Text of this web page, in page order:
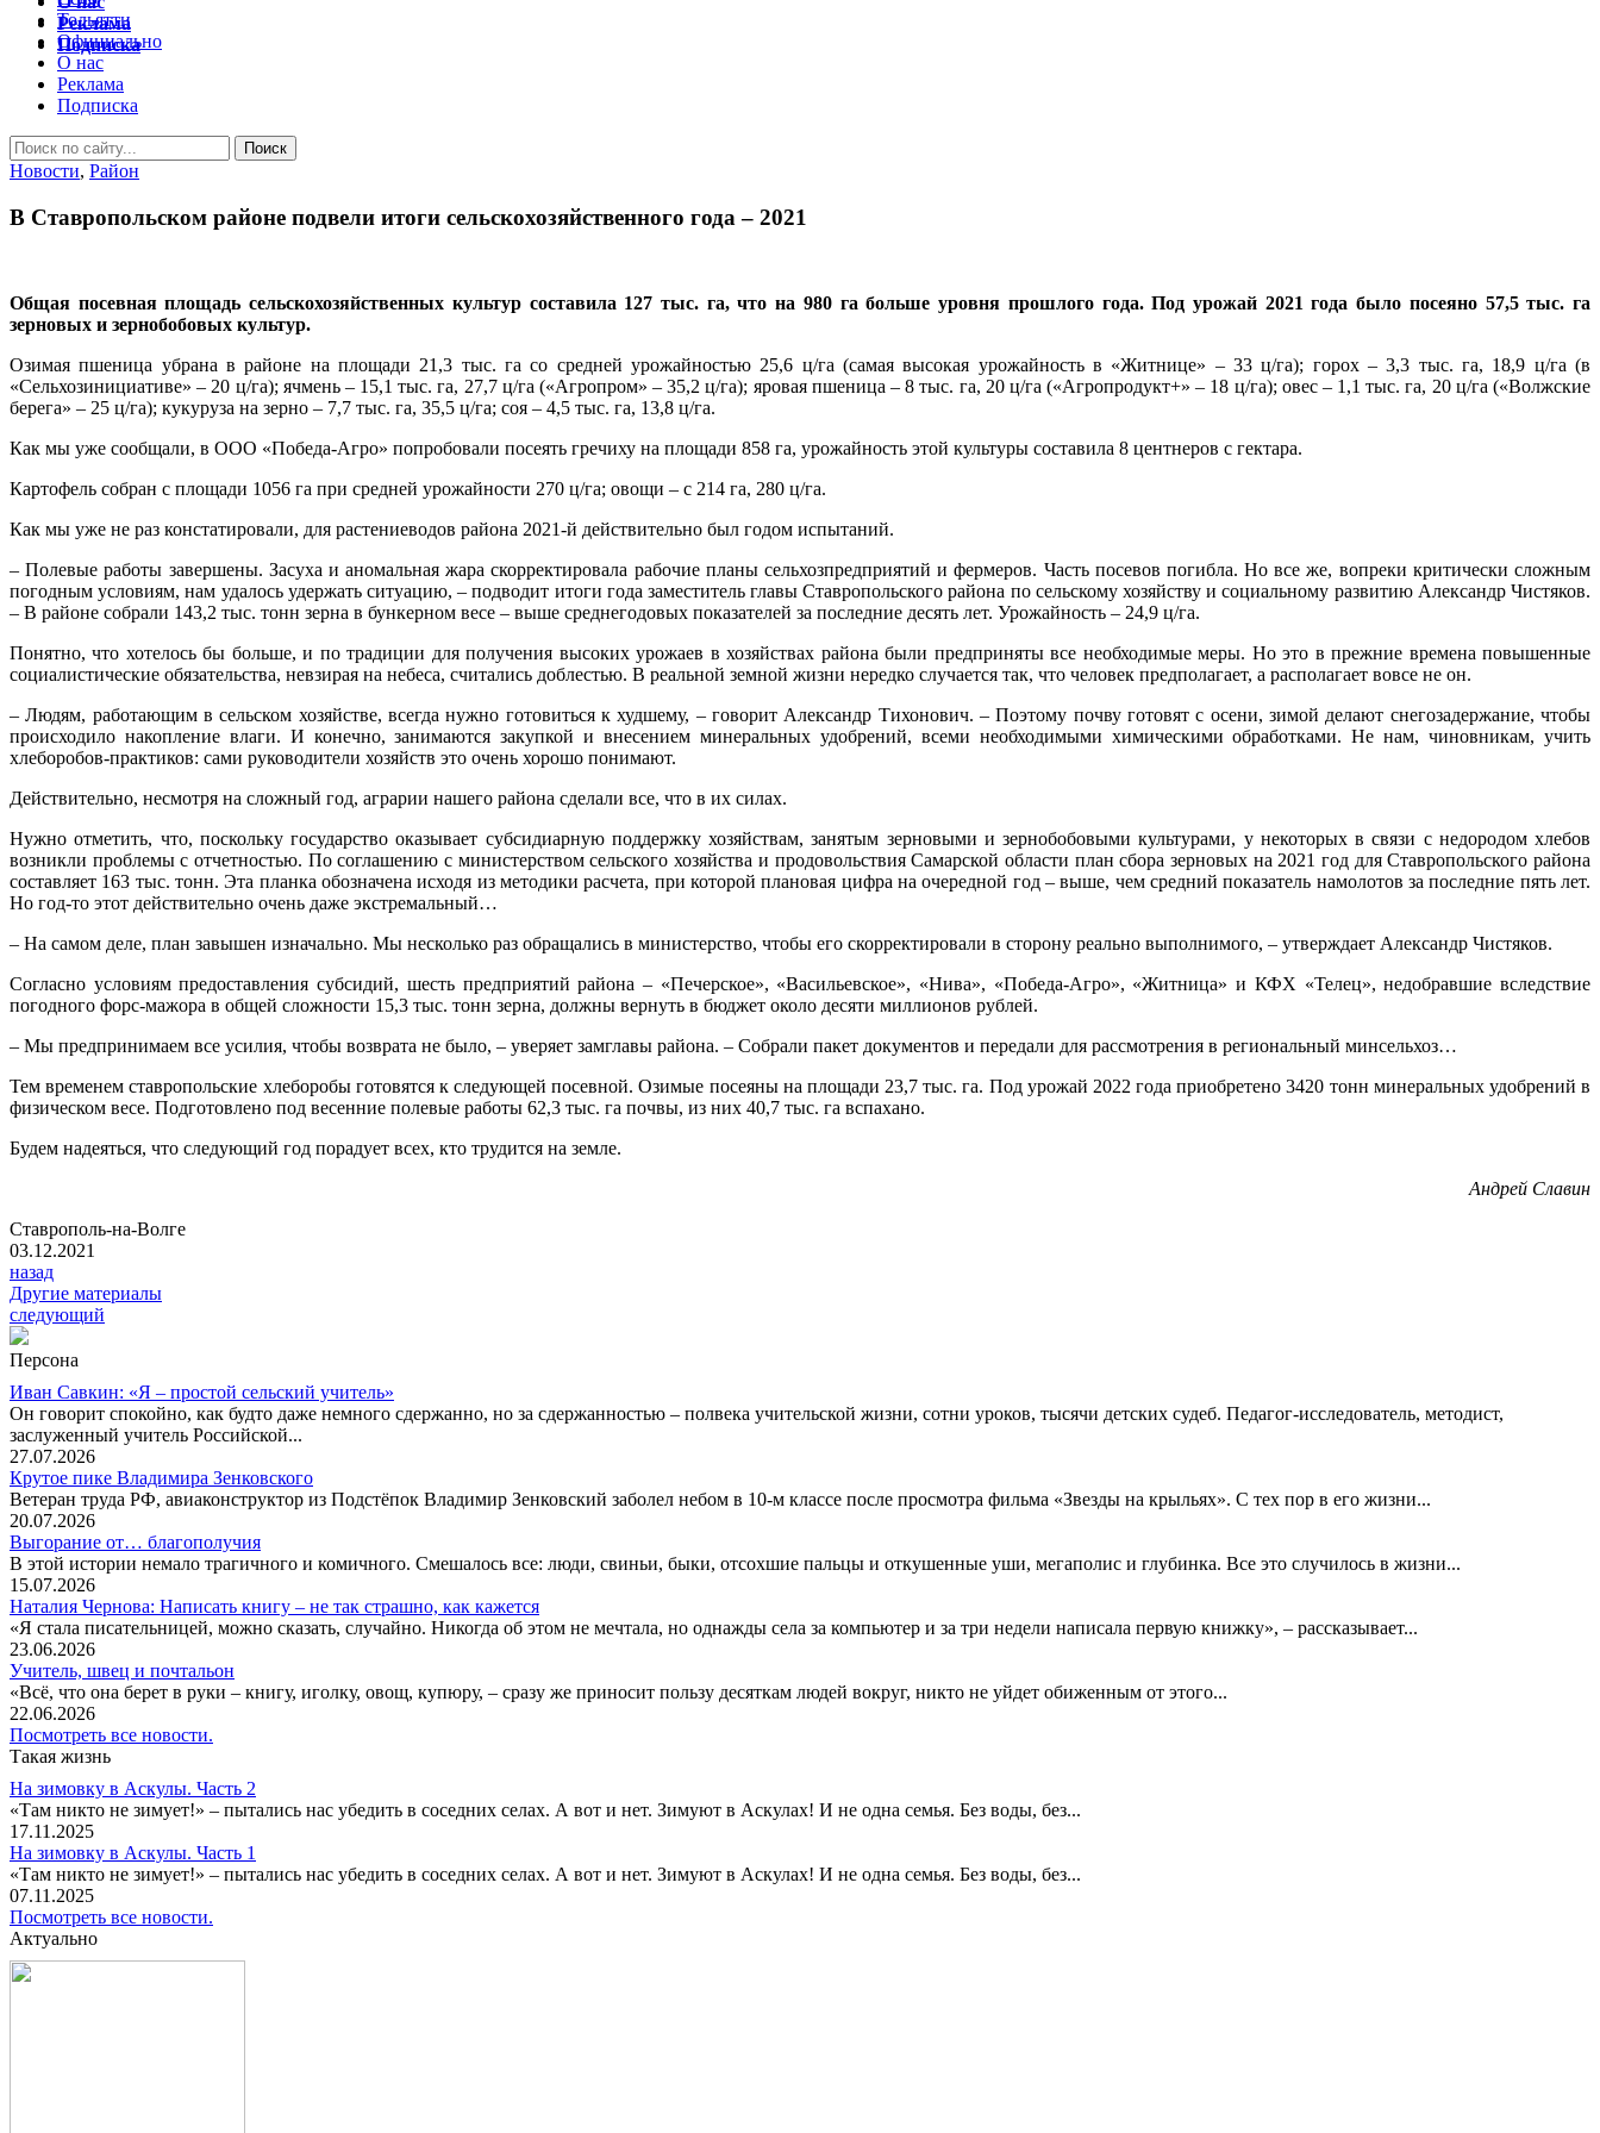
Тольятти
Официально
О нас
Реклама
Подписка
Новости, Район
В Ставропольском районе подвели итоги сельскохозяйственного года – 2021
Общая посевная площадь сельскохозяйственных культур составила 127 тыс. га, что на 980 га больше уровня прошлого года. Под урожай 2021 года было посеяно 57,5 тыс. га
зерновых и зернобобовых культур.
Озимая пшеница убрана в районе на площади 21,3 тыс. га со средней урожайностью 25,6 ц/га (самая высокая урожайность в «Житнице» – 33 ц/га); горох – 3,3 тыс. га, 18,9 ц/га (в
«Сельхозинициативе» – 20 ц/га); ячмень – 15,1 тыс. га, 27,7 ц/га («Агропром» – 35,2 ц/га); яровая пшеница – 8 тыс. га, 20 ц/га («Агропродукт+» – 18 ц/га); овес – 1,1 тыс. га, 20 ц/га («Волжские
берега» – 25 ц/га); кукуруза на зерно – 7,7 тыс. га, 35,5 ц/га; соя – 4,5 тыс. га, 13,8 ц/га.
Как мы уже сообщали, в ООО «Победа-Агро» попробовали посеять гречиху на площади 858 га, урожайность этой культуры составила 8 центнеров с гектара.
Картофель собран с площади 1056 га при средней урожайности 270 ц/га; овощи – с 214 га, 280 ц/га.
Как мы уже не раз констатировали, для растениеводов района 2021-й действительно был годом испытаний.
– Полевые работы завершены. Засуха и аномальная жара скорректировала рабочие планы сельхозпредприятий и фермеров. Часть посевов погибла. Но все же, вопреки критически сложным
погодным условиям, нам удалось удержать ситуацию, – подводит итоги года заместитель главы Ставропольского района по сельскому хозяйству и социальному развитию Александр Чистяков.
– В районе собрали 143,2 тыс. тонн зерна в бункерном весе – выше среднегодовых показателей за последние десять лет. Урожайность – 24,9 ц/га.
Понятно, что хотелось бы больше, и по традиции для получения высоких урожаев в хозяйствах района были предприняты все необходимые меры. Но это в прежние времена повышенные
социалистические обязательства, невзирая на небеса, считались доблестью. В реальной земной жизни нередко случается так, что человек предполагает, а располагает вовсе не он.
– Людям, работающим в сельском хозяйстве, всегда нужно готовиться к худшему, – говорит Александр Тихонович. – Поэтому почву готовят с осени, зимой делают снегозадержание, чтобы
происходило накопление влаги. И конечно, занимаются закупкой и внесением минеральных удобрений, всеми необходимыми химическими обработками. Не нам, чиновникам, учить
хлеборобов-практиков: сами руководители хозяйств это очень хорошо понимают.
Действительно, несмотря на сложный год, аграрии нашего района сделали все, что в их силах.
Нужно отметить, что, поскольку государство оказывает субсидиарную поддержку хозяйствам, занятым зерновыми и зернобобовыми культурами, у некоторых в связи с недородом хлебов
возникли проблемы с отчетностью. По соглашению с министерством сельского хозяйства и продовольствия Самарской области план сбора зерновых на 2021 год для Ставропольского района
составляет 163 тыс. тонн. Эта планка обозначена исходя из методики расчета, при которой плановая цифра на очередной год – выше, чем средний показатель намолотов за последние пять лет.
Но год-то этот действительно очень даже экстремальный…
– На самом деле, план завышен изначально. Мы несколько раз обращались в министерство, чтобы его скорректировали в сторону реально выполнимого, – утверждает Александр Чистяков.
Согласно условиям предоставления субсидий, шесть предприятий района – «Печерское», «Васильевское», «Нива», «Победа-Агро», «Житница» и КФХ «Телец», недобравшие вследствие
погодного форс-мажора в общей сложности 15,3 тыс. тонн зерна, должны вернуть в бюджет около десяти миллионов рублей.
– Мы предпринимаем все усилия, чтобы возврата не было, – уверяет замглавы района. – Собрали пакет документов и передали для рассмотрения в региональный минсельхоз…
Тем временем ставропольские хлеборобы готовятся к следующей посевной. Озимые посеяны на площади 23,7 тыс. га. Под урожай 2022 года приобретено 3420 тонн минеральных удобрений в
физическом весе. Подготовлено под весенние полевые работы 62,3 тыс. га почвы, из них 40,7 тыс. га вспахано.
Будем надеяться, что следующий год порадует всех, кто трудится на земле.
Андрей Славин
Ставрополь-на-Волге
03.12.2021
назад
Другие материалы
следующий
Персона
Иван Савкин: «Я – простой сельский учитель»
Он говорит спокойно, как будто даже немного сдержанно, но за сдержанностью – полвека учительской жизни, сотни уроков, тысячи детских судеб. Педагог-исследователь, методист,
заслуженный учитель Российской...
27.07.2026
Крутое пике Владимира Зенковского
Ветеран труда РФ, авиаконструктор из Подстёпок Владимир Зенковский заболел небом в 10-м классе после просмотра фильма «Звезды на крыльях». С тех пор в его жизни...
20.07.2026
Выгорание от… благополучия
В этой истории немало трагичного и комичного. Смешалось все: люди, свиньи, быки, отсохшие пальцы и откушенные уши, мегаполис и глубинка. Все это случилось в жизни...
15.07.2026
Наталия Чернова: Написать книгу – не так страшно, как кажется
«Я стала писательницей, можно сказать, случайно. Никогда об этом не мечтала, но однажды села за компьютер и за три недели написала первую книжку», – рассказывает...
23.06.2026
Учитель, швец и почтальон
«Всё, что она берет в руки – книгу, иголку, овощ, купюру, – сразу же приносит пользу десяткам людей вокруг, никто не уйдет обиженным от этого...
22.06.2026
Посмотреть все новости.
Такая жизнь
На зимовку в Аскулы. Часть 2
«Там никто не зимует!» – пытались нас убедить в соседних селах. А вот и нет. Зимуют в Аскулах! И не одна семья. Без воды, без...
17.11.2025
На зимовку в Аскулы. Часть 1
«Там никто не зимует!» – пытались нас убедить в соседних селах. А вот и нет. Зимуют в Аскулах! И не одна семья. Без воды, без...
07.11.2025
Посмотреть все новости.
Актуально
Реклама
Подписка